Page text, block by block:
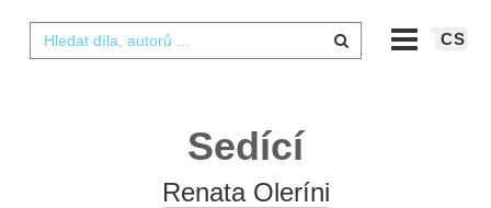
CS
Sedící
Renata Oleríni